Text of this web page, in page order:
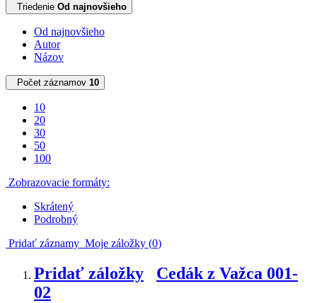
Triedenie Od najnovšieho
Od najnovšieho
Autor
Názov
Počet záznamov 10
10
20
30
50
100
Zobrazovacie formáty:
Skrátený
Podrobný
Pridať záznamy Moje záložky (0)
Pridať záložky
Cedák z Važca 001-
02